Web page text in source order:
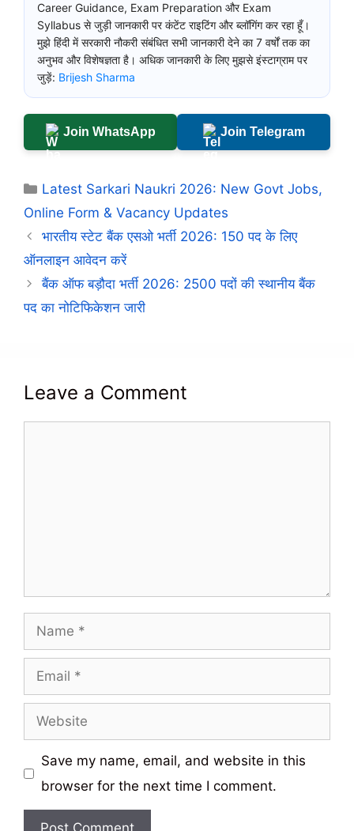
Career Guidance, Exam Preparation और Exam
Syllabus से जुड़ी जानकारी पर कंटेंट राइटिंग और ब्लॉगिंग कर रहा हूँ।
मुझे हिंदी में सरकारी नौकरी संबंधित सभी जानकारी देने का 7 वर्षों तक का
अनुभव और विशेषज्ञता है। अधिक जानकारी के लिए मुझसे इंस्टाग्राम पर
जुड़ें: Brijesh Sharma
Join WhatsApp Join Telegram
Categories
Latest Sarkari Naukri 2026: New Govt Jobs,
Online Form & Vacancy Updates
भारतीय स्टेट बैंक एसओ भर्ती 2026: 150 पद के लिए
ऑनलाइन आवेदन करें
बैंक ऑफ बड़ौदा भर्ती 2026: 2500 पदों की स्थानीय बैंक
पद का नोटिफिकेशन जारी
Leave a Comment
Name
Email
Website
Save my name, email, and website in this
browser for the next time I comment.